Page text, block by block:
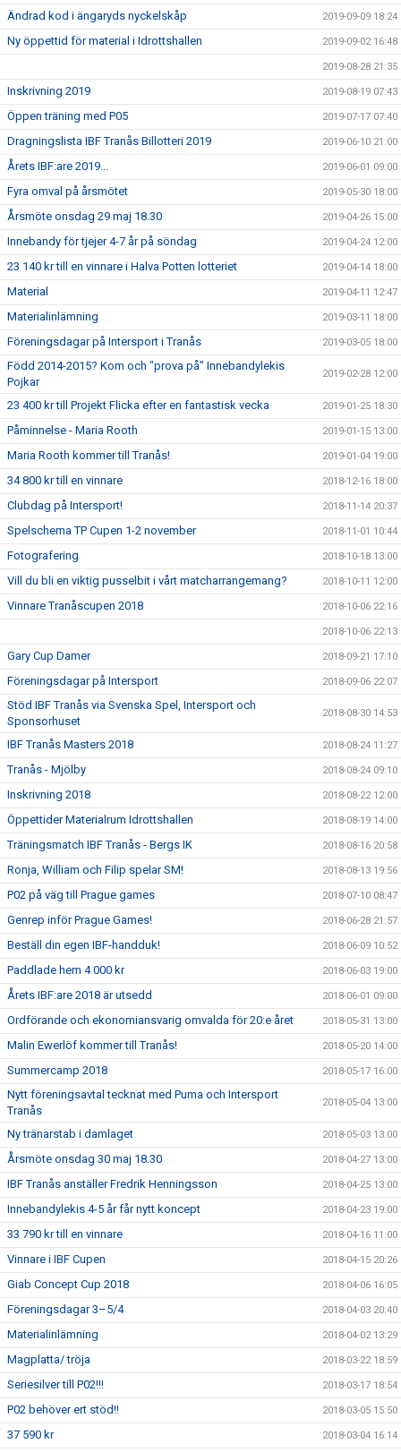
Ändrad kod i ängaryds nyckelskåp 2019-09-09 18:24
Ny öppettid för material i Idrottshallen 2019-09-02 16:48
2019-08-28 21:35
Inskrivning 2019 2019-08-19 07:43
Öppen träning med P05 2019-07-17 07:40
Dragningslista IBF Tranås Billotteri 2019 2019-06-10 21:00
Årets IBF:are 2019... 2019-06-01 09:00
Fyra omval på årsmötet 2019-05-30 18:00
Årsmöte onsdag 29 maj 18.30 2019-04-26 15:00
Innebandy för tjejer 4-7 år på söndag 2019-04-24 12:00
23 140 kr till en vinnare i Halva Potten lotteriet 2019-04-14 18:00
Material 2019-04-11 12:47
Materialinlämning 2019-03-11 18:00
Föreningsdagar på Intersport i Tranås 2019-03-05 18:00
Född 2014-2015? Kom och "prova på" Innebandylekis
Pojkar
2019-02-28 12:00
23 400 kr till Projekt Flicka efter en fantastisk vecka 2019-01-25 18:30
Påminnelse - Maria Rooth 2019-01-15 13:00
Maria Rooth kommer till Tranås! 2019-01-04 19:00
34 800 kr till en vinnare 2018-12-16 18:00
Clubdag på Intersport! 2018-11-14 20:37
Spelschema TP Cupen 1-2 november 2018-11-01 10:44
Fotografering 2018-10-18 13:00
Vill du bli en viktig pusselbit i vårt matcharrangemang? 2018-10-11 12:00
Vinnare Tranåscupen 2018 2018-10-06 22:16
2018-10-06 22:13
Gary Cup Damer 2018-09-21 17:10
Föreningsdagar på Intersport 2018-09-06 22:07
Stöd IBF Tranås via Svenska Spel, Intersport och
Sponsorhuset
2018-08-30 14:53
IBF Tranås Masters 2018 2018-08-24 11:27
Tranås - Mjölby 2018-08-24 09:10
Inskrivning 2018 2018-08-22 12:00
Öppettider Materialrum Idrottshallen 2018-08-19 14:00
Träningsmatch IBF Tranås - Bergs IK 2018-08-16 20:58
Ronja, William och Filip spelar SM! 2018-08-13 19:56
P02 på väg till Prague games 2018-07-10 08:47
Genrep inför Prague Games! 2018-06-28 21:57
Beställ din egen IBF-handduk! 2018-06-09 10:52
Paddlade hem 4 000 kr 2018-06-03 19:00
Årets IBF:are 2018 är utsedd 2018-06-01 09:00
Ordförande och ekonomiansvarig omvalda för 20:e året 2018-05-31 13:00
Malin Ewerlöf kommer till Tranås! 2018-05-20 14:00
Summercamp 2018 2018-05-17 16:00
Nytt föreningsavtal tecknat med Puma och Intersport
Tranås
2018-05-04 13:00
Ny tränarstab i damlaget 2018-05-03 13:00
Årsmöte onsdag 30 maj 18.30 2018-04-27 13:00
IBF Tranås anställer Fredrik Henningsson 2018-04-25 13:00
Innebandylekis 4-5 år får nytt koncept 2018-04-23 19:00
33 790 kr till en vinnare 2018-04-16 11:00
Vinnare i IBF Cupen 2018-04-15 20:26
Giab Concept Cup 2018 2018-04-06 16:05
Föreningsdagar 3–5/4 2018-04-03 20:40
Materialinlämning 2018-04-02 13:29
Magplatta/ tröja 2018-03-22 18:59
Seriesilver till P02!!! 2018-03-17 18:54
P02 behöver ert stöd!! 2018-03-05 15:50
37 590 kr 2018-03-04 16:14